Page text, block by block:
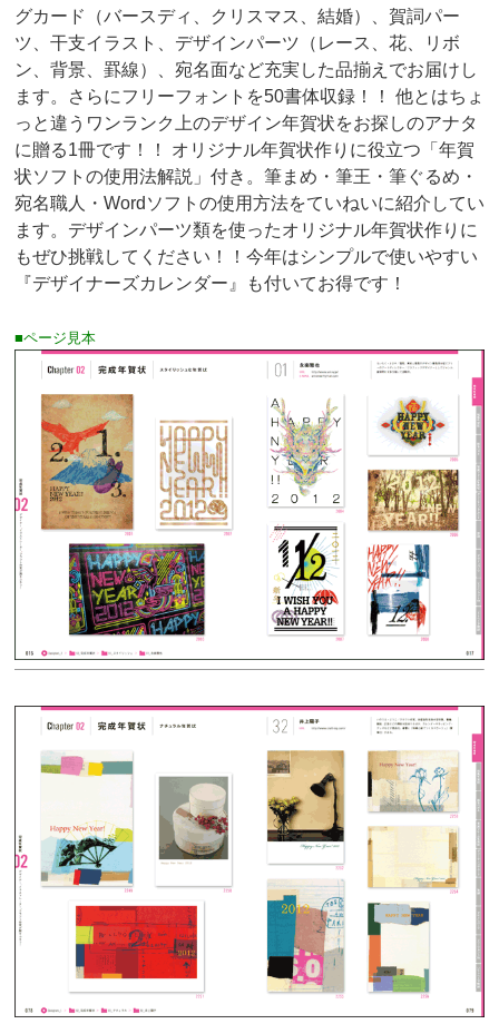
グカード（バースディ、クリスマス、結婚）、賀詞パー
ツ、干支イラスト、デザインパーツ（レース、花、リボ
ン、背景、罫線）、宛名面など充実した品揃えでお届けし
ます。さらにフリーフォントを50書体収録！！ 他とはちょ
っと違うワンランク上のデザイン年賀状をお探しのアナタ
に贈る1冊です！！ オリジナル年賀状作りに役立つ「年賀
状ソフトの使用法解説」付き。筆まめ・筆王・筆ぐるめ・
宛名職人・Wordソフトの使用方法をていねいに紹介してい
ます。デザインパーツ類を使ったオリジナル年賀状作りに
もぜひ挑戦してください！！今年はシンプルで使いやすい
『デザイナーズカレンダー』も付いてお得です！
■ページ見本